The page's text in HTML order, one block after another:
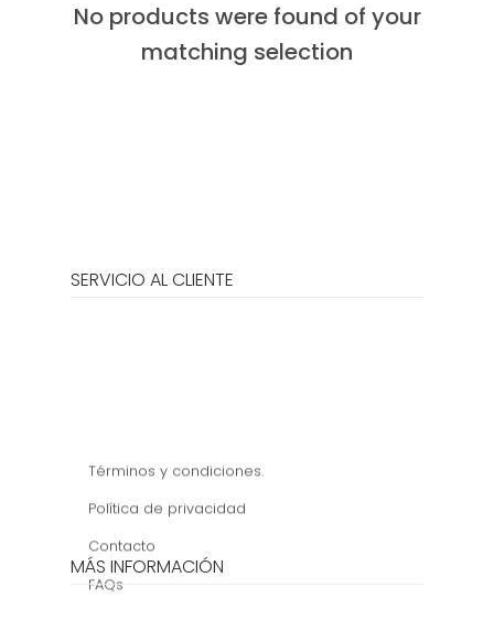
No products were found of your
matching selection
SERVICIO AL CLIENTE
Términos y condiciones.
Política de privacidad
Contacto
FAQs
MÁS INFORMACIÓN